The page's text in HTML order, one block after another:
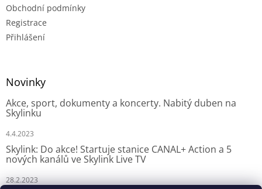
Obchodní podmínky
Registrace
Přihlášení
Novinky
Akce, sport, dokumenty a koncerty. Nabitý duben na
Skylinku
4.4.2023
Skylink: Do akce! Startuje stanice CANAL+ Action a 5
nových kanálů ve Skylink Live TV
28.2.2023